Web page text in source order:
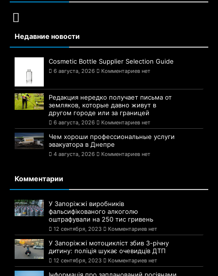
Недавние новости
Cosmetic Bottle Supplier Selection Guide
6 августа, 2026 Комментариев нет
Редакция нередко получает письма от
земляков, которые давно живут в
другом городе или за границей
6 августа, 2026 Комментариев нет
Чем хороши профессиональные услуги
эвакуатора в Днепре
4 августа, 2026 Комментариев нет
Комментарии
У Запоріжжі виробників
фальсифікованого алкоголю
оштрафували на 250 тис гривень
12 сентября, 2023 Комментариев нет
У Запоріжжі мотоцикліст збив 3-річну
дитину: поліція шукає очевидців ДТП
12 сентября, 2023 Комментариев нет